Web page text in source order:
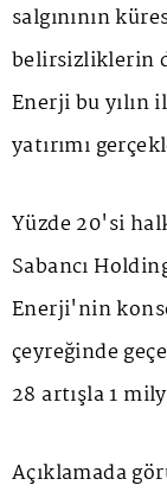
salgınının
belirsizliklerin
Enerji bu yılın
yatırımı
Yüzde 20'si
Sabancı
Enerji'nin
çeyreğinde
28 artışla 1
Açıklamada